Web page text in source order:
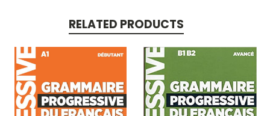
RELATED PRODUCTS